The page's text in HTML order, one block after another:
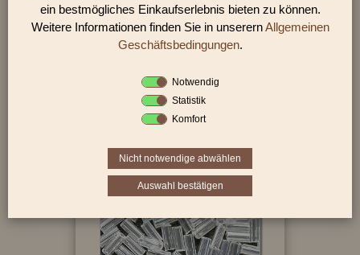
In unserem Perlen Shop finden sie zahlreich Glasstifte/Bugles
mit lüster Perlen und viele weiter Glasperlen.
Sie befinden sich in folgender Kategorie:
Glasstifte/Bugles|Glasstifte/Bugles mit lüster
ein bestmögliches Einkaufserlebnis bieten zu können.
Weitere Informationen finden Sie in unserernAllgemeinen
Geschäftsbedingungen.
Notwendig
Statistik
Komfort
Nicht notwendige abwählen
Auswahl bestätigen